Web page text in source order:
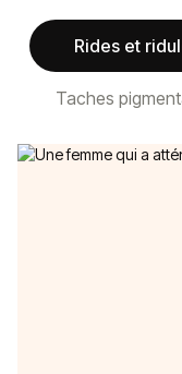
Rides et
Taches